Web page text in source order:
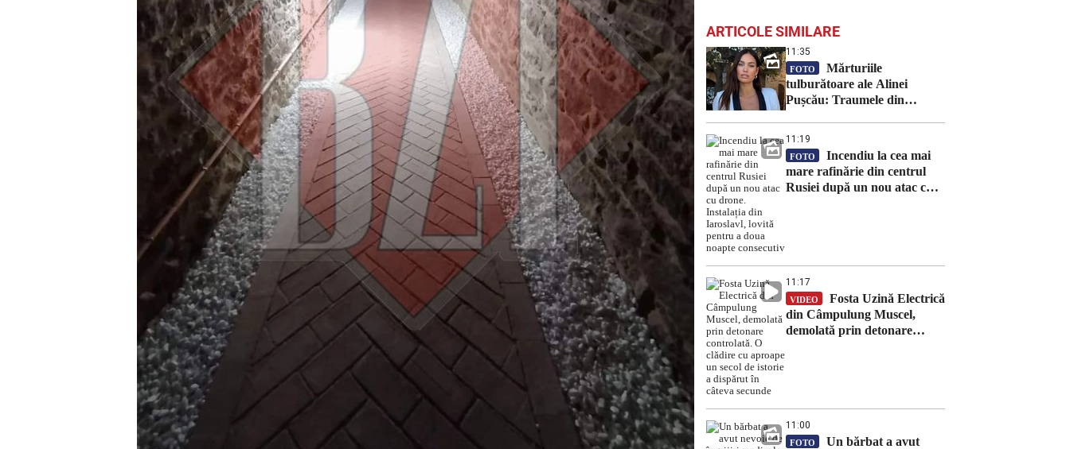
ARTICOLE SIMILARE
11:35
FOTO
Mărturiile
tulburătoare ale Alinei
Pușcău: Traumele din
11:19
FOTO
Incendiu la cea mai
mare rafinărie din centrul
Rusiei după un nou atac cu
11:17
VIDEO
Fosta Uzină Electrică
din Câmpulung Muscel,
demolată prin detonare
11:00
FOTO
Un bărbat a avut